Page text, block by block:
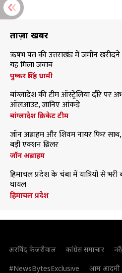
ताज़ा खबरें
ऋषभ पंत की उत्तराखंड में जमीन
यह मिला जवाब
पुष्कर सिंह धामी
बांग्लादेश की टीम ऑस्ट्रेलिया दौरे पर
ऑलआउट, जानिए आंकड़े
बांग्लादेश क्रिकेट टीम
जॉन अब्राहम और शिवम नायर फिर
बड़ी एक्शन थ्रिलर
जॉन अब्राहम
हिमाचल प्रदेश के चंबा में यात्रियों से
घायल
हिमाचल प्रदेश
अरविंद केजरीवाल कांग्रेस समाचार
#NewsBytesExclusive
आम आदमी